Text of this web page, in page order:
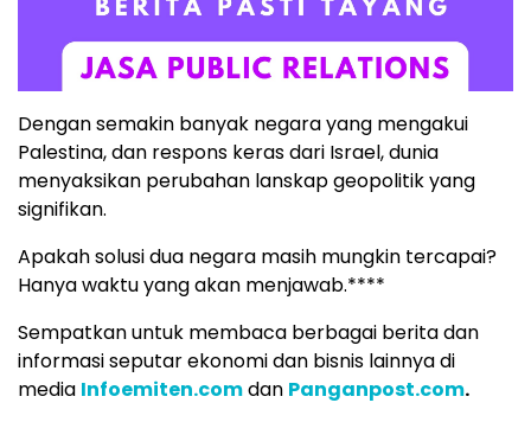
Dengan semakin banyak negara yang mengakui
Palestina, dan respons keras dari Israel, dunia
menyaksikan perubahan lanskap geopolitik yang
signifikan.
Apakah solusi dua negara masih mungkin tercapai?
Hanya waktu yang akan menjawab.****
Sempatkan untuk membaca berbagai berita dan
informasi seputar ekonomi dan bisnis lainnya di
media Infoemiten.comdan Panganpost.com.